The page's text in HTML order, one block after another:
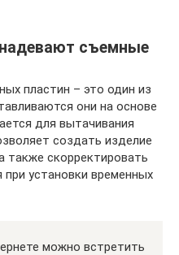
съемные
пластин – это один из
они на основе
для вытачивания
создать изделие
также скорректировать
установки временных
можно встретить